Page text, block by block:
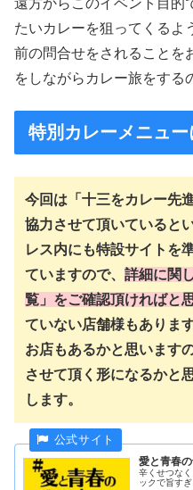
たいカレーを狙ってくるよ
前の問合せをされることを
をしながらカレー旅をする
特別カレーメニュー
今回は「十三をカレー先
協力させて頂いていると
レス内にも特設サイトを
ていますので、 詳細に関
覧」をご確認頂ければと
ていない店舗様もありま
お店もあるかと思います
させて頂く形になるかと
します。
愛と青春
辛くせつな
ックで旨す